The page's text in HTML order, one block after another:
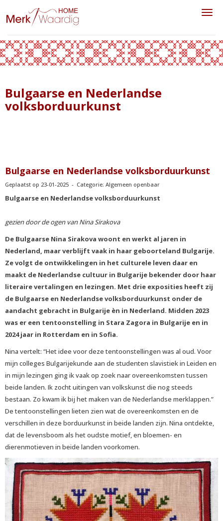
Bulgaarse en Nederlandse
volksborduurkunst
Bulgaarse en Nederlandse volksborduurkunst
Geplaatst op 23-01-2025 - Categorie: Algemeen openbaar
Bulgaarse en Nederlandse volksborduurkunst
gezien door de ogen van Nina Sirakova
De Bulgaarse Nina Sirakova woont en werkt al jaren in
Nederland, maar verblijft vaak in haar geboorteland Bulgarije.
Ze volgt de ontwikkelingen in het culturele leven daar en
maakt de Nederlandse cultuur in Bulgarije bekender door haar
literaire vertalingen en lezingen. Met drie exposities heeft zij
de Bulgaarse en Nederlandse volksborduurkunst onder de
aandacht gebracht in Bulgarije èn in Nederland. Midden 2023
was er een tentoonstelling in Stara Zagora in Bulgarije en in
2024 jaar in Rotterdam en in Sofia.
Nina vertelt: “Het idee voor deze tentoonstellingen was al oud. Voor
mijn colleges Bulgarijekunde aan de studenten slavistiek in Leiden en
in mijn lezingen ging ik vaak op zoek naar overeenkomsten tussen
beide landen. Ik zocht uitingen van volkskunst die nog steeds
bestaan. Zo kwam ik bij het maken van de Nederlandse merklappen.”
De tentoonstellingen lieten zien wat de overeenkomsten en de
verschillen in deze borduurkunst in beide landen zijn. Nina ontdekte,
dat de levensboom als het oudste motief, en bloemen- en
dierenmotieven in beide landen voorkomen.